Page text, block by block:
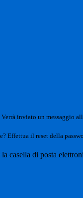
Verrà inviato un messaggio
Effettua il reset della
casella di posta